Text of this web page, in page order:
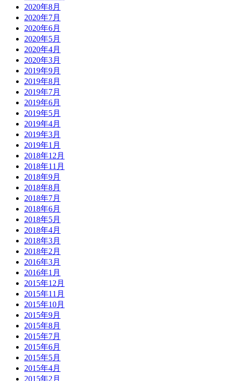
2020年8月
2020年7月
2020年6月
2020年5月
2020年4月
2020年3月
2019年9月
2019年8月
2019年7月
2019年6月
2019年5月
2019年4月
2019年3月
2019年1月
2018年12月
2018年11月
2018年9月
2018年8月
2018年7月
2018年6月
2018年5月
2018年4月
2018年3月
2018年2月
2016年3月
2016年1月
2015年12月
2015年11月
2015年10月
2015年9月
2015年8月
2015年7月
2015年6月
2015年5月
2015年4月
2015年2月